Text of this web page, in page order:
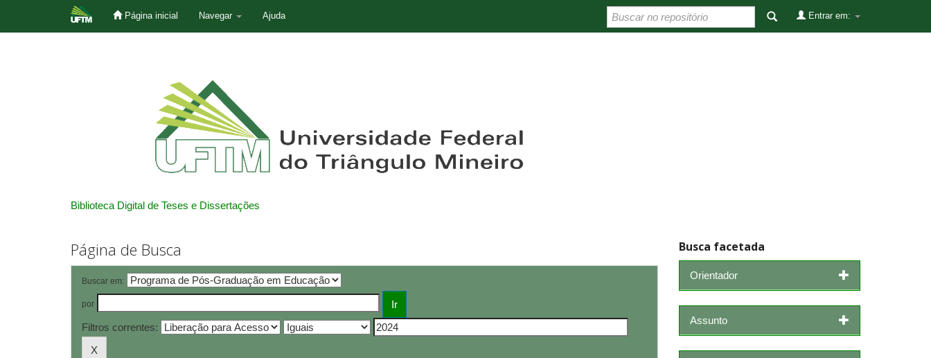
Página inicial Navegar Ajuda Entrar em:
Biblioteca Digital de Teses e Dissertações
Página de Busca
Buscar em:
por
Filtros correntes:
Busca facetada
Orientador
Assunto